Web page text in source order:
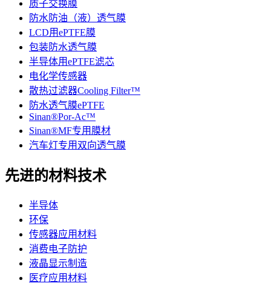
质子交换膜
防水防油（液）透气膜
LCD用ePTFE膜
包装防水透气膜
半导体用ePTFE滤芯
电化学传感器
散热过滤器Cooling Filter™
防水透气膜ePTFE
Sinan®Por-Ac™
Sinan®MF专用膜材
汽车灯专用双向透气膜
先进的材料技术
半导体
环保
传感器应用材料
消费电子防护
液晶显示制造
医疗应用材料